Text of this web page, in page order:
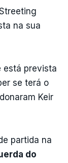
na sua
está prevista
se terá o
Keir
partida na
do